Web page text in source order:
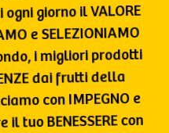
giorno il VALORE
e SELEZIONIAMO
i migliori prodotti
dai frutti della
con IMPEGNO e
tuo BENESSERE con